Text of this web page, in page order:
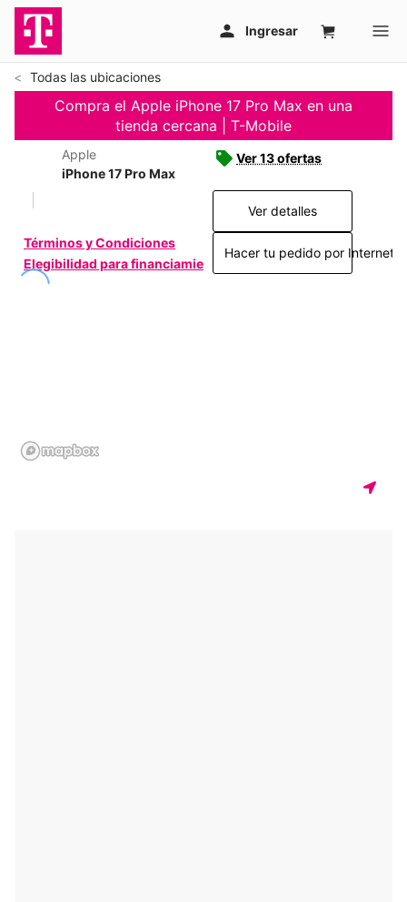
Todas las ubicaciones
Compra el Apple iPhone 17 Pro Max en una
tienda cercana | T-Mobile
Apple
iPhone 17 Pro Max
Términos y Condiciones
Elegibilidad para financiamiento
Ver 13 ofertas
Ver detalles
Hacer tu pedido por Internet >